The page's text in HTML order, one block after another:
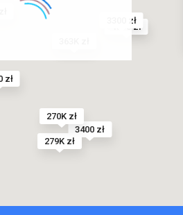
3400 zł
1550 zł
279K zł
3300 zł
270K zł
zł